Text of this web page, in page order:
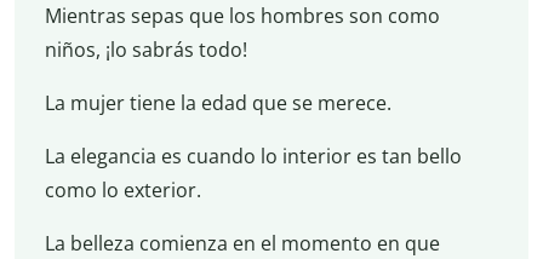
Mientras sepas que los hombres son como
niños, ¡lo sabrás todo!
La mujer tiene la edad que se merece.
La elegancia es cuando lo interior es tan bello
como lo exterior.
La belleza comienza en el momento en que